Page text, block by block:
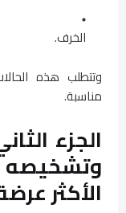
الخرف.
وتتطلب هذه
مناسبة.
الجزء
وتشخيصه
الأكثر